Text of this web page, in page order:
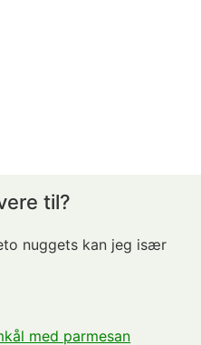
til?
nuggets kan jeg især
med parmesan